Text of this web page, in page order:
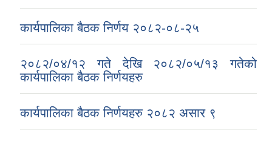
कार्यपालिका बैठक निर्णय २०८२-०८-२५
२०८२/०४/१२ गते देखि २०८२/०५/१३ गतेको
कार्यपालिका बैठक निर्णयहरु
कार्यपालिका बैठक निर्णयहरु २०८२ असार ९